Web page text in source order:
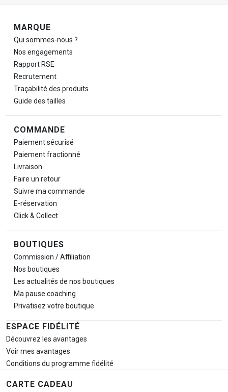
Navigation de pied de page
MARQUE
Qui sommes-nous ?
Nos engagements
Rapport RSE
Recrutement
Traçabilité des produits
Guide des tailles
COMMANDE
Paiement sécurisé
Paiement fractionné
Livraison
Faire un retour
Suivre ma commande
E-réservation
Click & Collect
BOUTIQUES
Commission / Affiliation
Nos boutiques
Les actualités de nos boutiques
Ma pause coaching
Privatisez votre boutique
ESPACE FIDÉLITÉ
Découvrez les avantages
Voir mes avantages
Conditions du programme fidélité
CARTE CADEAU